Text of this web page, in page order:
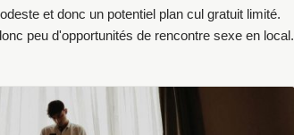
et donc un potentiel plan cul gratuit limité.
peu d'opportunités de rencontre sexe en local.